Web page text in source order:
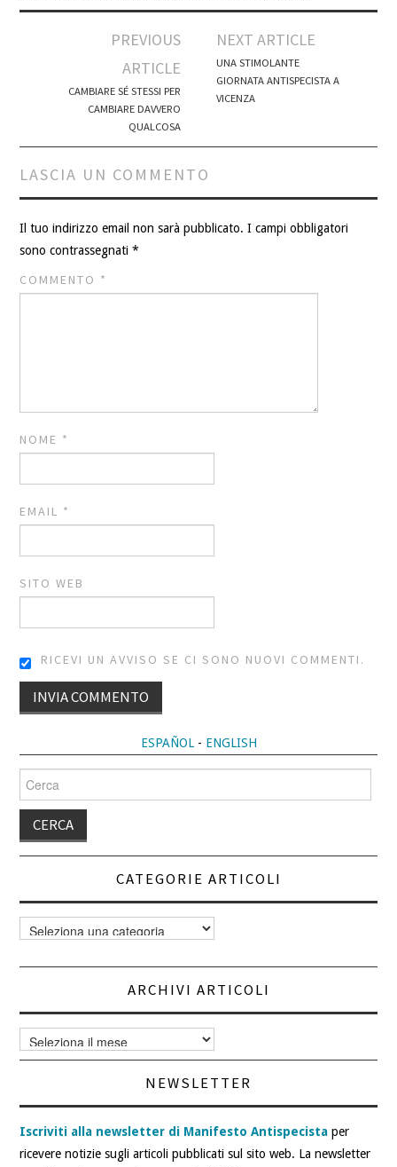
PREVIOUS
ARTICLE
CAMBIARE SÉ STESSI PER
CAMBIARE DAVVERO
QUALCOSA
NEXT ARTICLE
UNA STIMOLANTE
GIORNATA ANTISPECISTA A
VICENZA
LASCIA UN COMMENTO
Il tuo indirizzo email non sarà pubblicato. I campi obbligatori
sono contrassegnati*
COMMENTO *
NOME *
EMAIL *
SITO WEB
RICEVI UN AVVISO SE CI SONO NUOVI COMMENTI.
ESPAÑOL- ENGLISH
per:
CATEGORIE ARTICOLI
Categorie
articoli
ARCHIVI ARTICOLI
Archivi
articoli
NEWSLETTER
Iscriviti alla newsletter di Manifesto Antispecista per
ricevere notizie sugli articoli pubblicati sul sito web. La newsletter